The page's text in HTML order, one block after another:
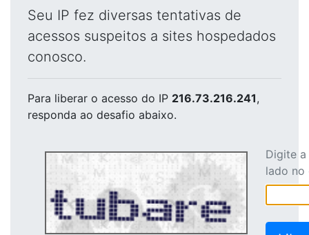
Seu IP fez diversas tentativas de
acessos suspeitos a sites hospedados
conosco.
Para liberar o acesso do IP 216.73.216.241,
responda ao desafio abaixo.
Digite
lado no